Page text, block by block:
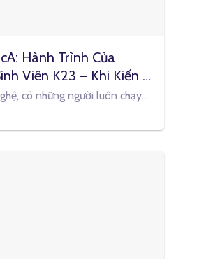
Hành Trình Của
Viên K23 – Khi Kiến
Học, Mà Để Bắt Tay
có những người luôn chạy
công